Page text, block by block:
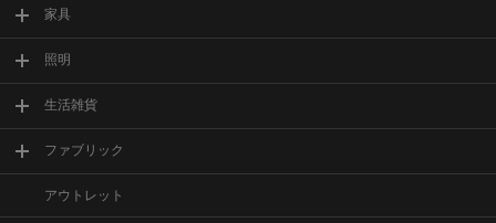
家具
照明
生活雑貨
ファブリック
アウトレット